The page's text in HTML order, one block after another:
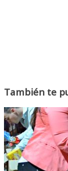
También te